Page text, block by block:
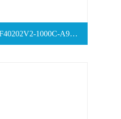
SUNON建准 MF40202V2-1000C-A99 24V